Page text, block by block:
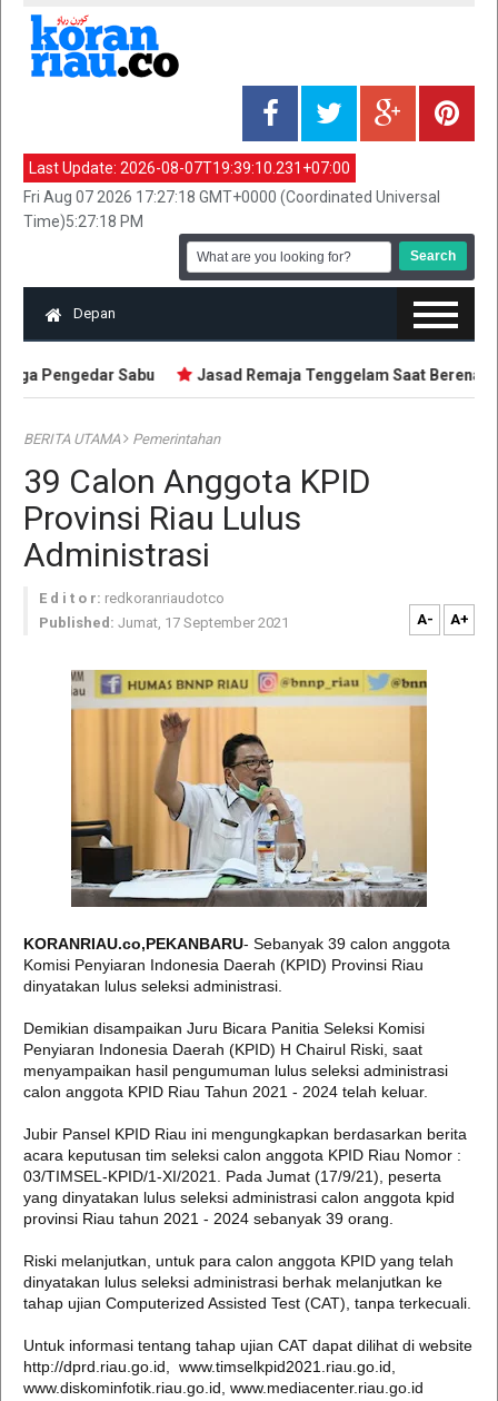
Last Update: 2026-08-07T19:39:10.231+07:00
Fri Aug 07 2026 17:27:18 GMT+0000 (Coordinated Universal
Time)5:27:18 PM
Depan
Pengedar Sabu Jasad Remaja Tenggelam Saat Berenang
BERITA UTAMA Pemerintahan
39 Calon Anggota KPID
Provinsi Riau Lulus
Administrasi
E d i t o r: redkoranriaudotco
Published: Jumat, 17 September 2021 A- A+
KORANRIAU.co,PEKANBARU- Sebanyak 39 calon anggota
Komisi Penyiaran Indonesia Daerah (KPID) Provinsi Riau
dinyatakan lulus seleksi administrasi.
Demikian disampaikan Juru Bicara Panitia Seleksi Komisi
Penyiaran Indonesia Daerah (KPID) H Chairul Riski, saat
menyampaikan hasil pengumuman lulus seleksi administrasi
calon anggota KPID Riau Tahun 2021 - 2024 telah keluar.
Jubir Pansel KPID Riau ini mengungkapkan berdasarkan berita
acara keputusan tim seleksi calon anggota KPID Riau Nomor :
03/TIMSEL-KPID/1-XI/2021. Pada Jumat (17/9/21), peserta
yang dinyatakan lulus seleksi administrasi calon anggota kpid
provinsi Riau tahun 2021 - 2024 sebanyak 39 orang.
Riski melanjutkan, untuk para calon anggota KPID yang telah
dinyatakan lulus seleksi administrasi berhak melanjutkan ke
tahap ujian Computerized Assisted Test (CAT), tanpa terkecuali.
Untuk informasi tentang tahap ujian CAT dapat dilihat di website
http://dprd.riau.go.id, www.timselkpid2021.riau.go.id,
www.diskominfotik.riau.go.id, www.mediacenter.riau.go.id